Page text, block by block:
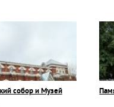
собор и Музей